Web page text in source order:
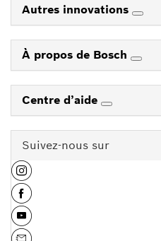
Autres innovations
À propos de Bosch
Centre d’aide
Suivez-nous sur